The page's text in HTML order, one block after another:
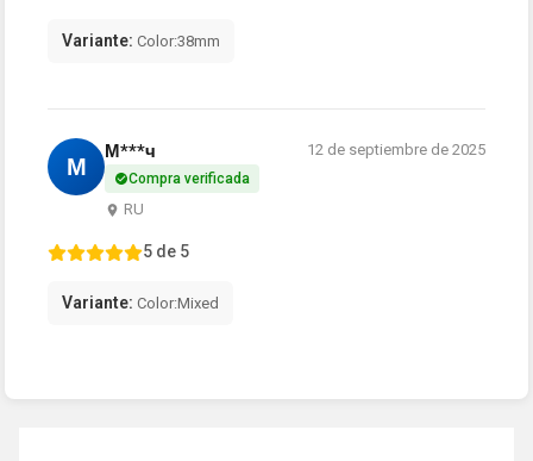
Variante: Color:38mm
М
М***ч
Compra verificada
RU
12 de septiembre de 2025
5 de 5
Variante: Color:Mixed